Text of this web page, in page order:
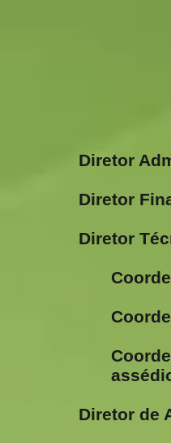
Diretor
Diretor
Diretor
Diretor de